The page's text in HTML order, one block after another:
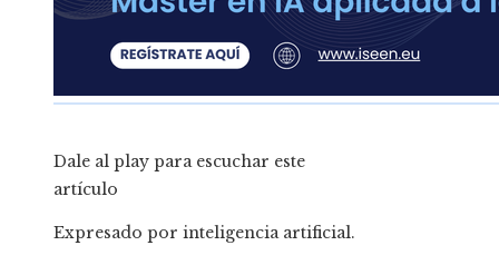
Dale al play para escuchar este
artículo
Expresado por inteligencia artificial.